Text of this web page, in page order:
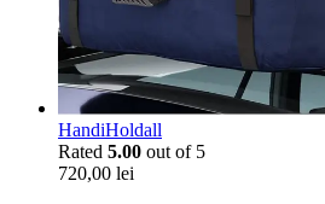
HandiHoldall
Rated 5.00 out of 5
720,00 lei